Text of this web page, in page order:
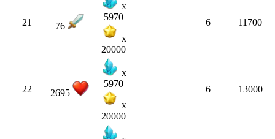
21 76
x
5970
x
20000
6 11700
22 2695
x
5970
x
20000
6 13000